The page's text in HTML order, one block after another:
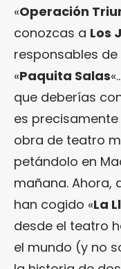
«Operación
conozcas a Los
responsables
«Paquita Salas
que deberías
es
obra de teatro
petándolo en
mañana. Ahora,
han cogido «La
desde el teatro
el mundo (y no